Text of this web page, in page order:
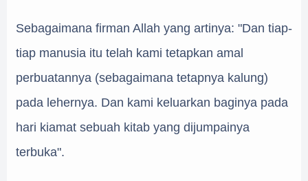
Sebagaimana firman Allah yang artinya: "Dan tiap-
tiap manusia itu telah kami tetapkan amal
perbuatannya (sebagaimana tetapnya kalung)
pada lehernya. Dan kami keluarkan baginya pada
hari kiamat sebuah kitab yang dijumpainya
terbuka".